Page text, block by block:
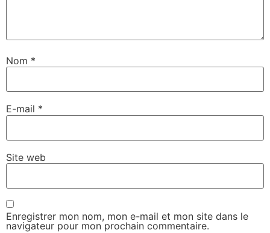
Nom *
E-mail *
Site web
Enregistrer mon nom, mon e-mail et mon site dans le
navigateur pour mon prochain commentaire.